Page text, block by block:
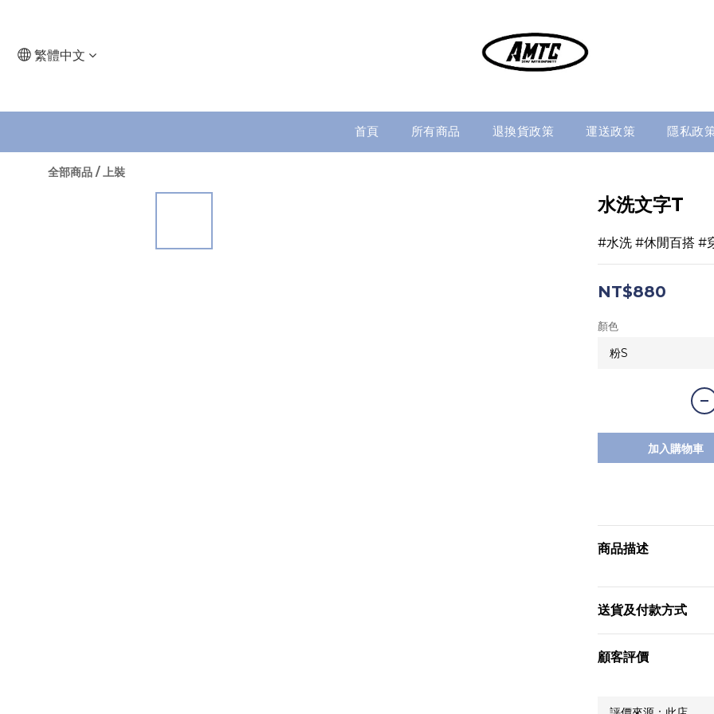
繁體中文
首頁 所有商品 退換貨政策 運送政策 隱私政
全部商品 /上裝
水洗文字T
#水洗 #休閒百搭 #
NT$880
顏色
加入購物車
商品描述
送貨及付款方式
顧客評價